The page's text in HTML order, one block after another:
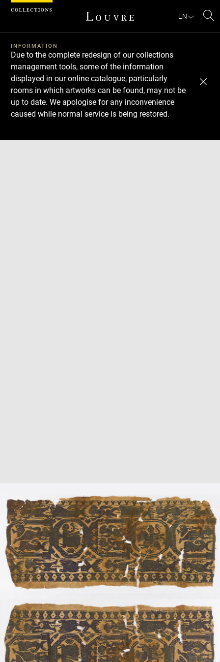
EN
INFORMATION
Due to the complete redesign of our collections
management tools, some of the information
displayed in our online catalogue, particularly
rooms in which artworks can be found, may not be
up to date. We apologise for any inconvenience
caused while normal service is being restored.
Download
Next
Previous
Cookies management panel